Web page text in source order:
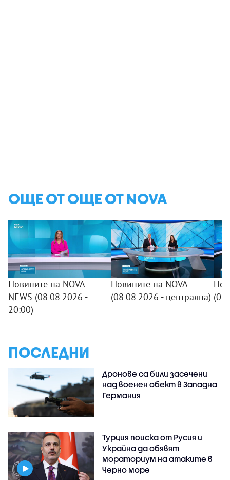
ОЩЕ ОТ ОЩЕ ОТ NOVA
Новините на NOVA
NEWS (08.08.2026 -
20:00)
Новините на NOVA
(08.08.2026 - централна)
ПОСЛЕДНИ
Дронове са били засечени
над военен обект в Западна
Германия
Турция поиска от Русия и
Украйна да обявят
мораториум на атаките в
Черно море